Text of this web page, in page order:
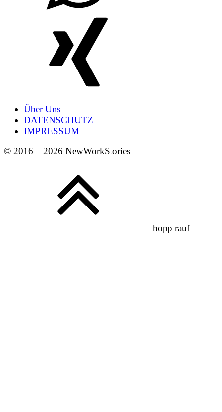
Über Uns
DATENSCHUTZ
IMPRESSUM
© 2016 – 2026 NewWorkStories
hopp rauf